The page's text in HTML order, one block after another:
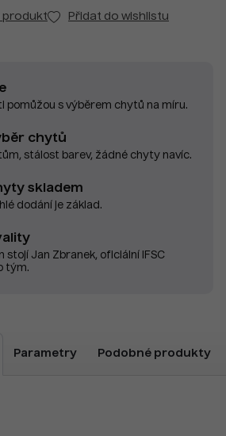
produkt Přidat do wishlistu
pomůžou s výběrem chytů na míru.
chytů
stálost barev, žádné chyty navíc.
skladem
dodání je základ.
stojí Jan Zbranek, oficiální IFSC
tým.
Parametry Podobné produkty